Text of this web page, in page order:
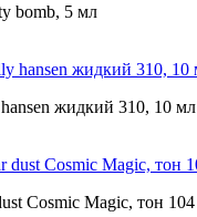
bomb, 5 мл
жидкий 310, 10 мл
Cosmic Magic, тон 104